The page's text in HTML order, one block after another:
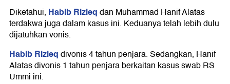
Diketahui, Habib Rizieqdan Muhammad Hanif Alatas
terdakwa juga dalam kasus ini. Keduanya telah lebih dulu
dijatuhkan vonis.
Habib Rizieqdivonis 4 tahun penjara. Sedangkan, Hanif
Alatas divonis 1 tahun penjara berkaitan kasus swab RS
Ummi ini.